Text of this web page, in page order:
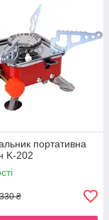
портативна
K-202
330 ₴